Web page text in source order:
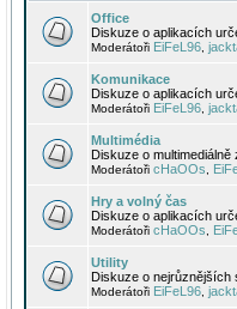
Office
Diskuze o aplikacích
Moderátoři EiFeL96
Komunikace
Diskuze o aplikacích
Moderátoři EiFeL96
Multimédia
Diskuze o
Moderátoři cHaOOs
Hry a volný čas
Diskuze o aplikacích
Moderátoři cHaOOs
Utility
Diskuze o nejrůznějších
Moderátoři EiFeL96